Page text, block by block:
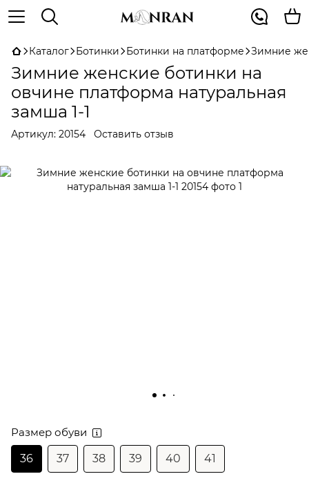
Каталог Ботинки Ботинки на платформе Зимние
Зимние женские ботинки на
овчине платформа натуральная
замша 1-1
Артикул: 20154 Оставить отзыв
Размер обуви
36
37 38 39 40 41